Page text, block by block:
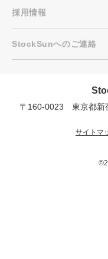
〒160-
採用情報
StockSunへのご連絡
〒160-0023 東京都新
サイトマ